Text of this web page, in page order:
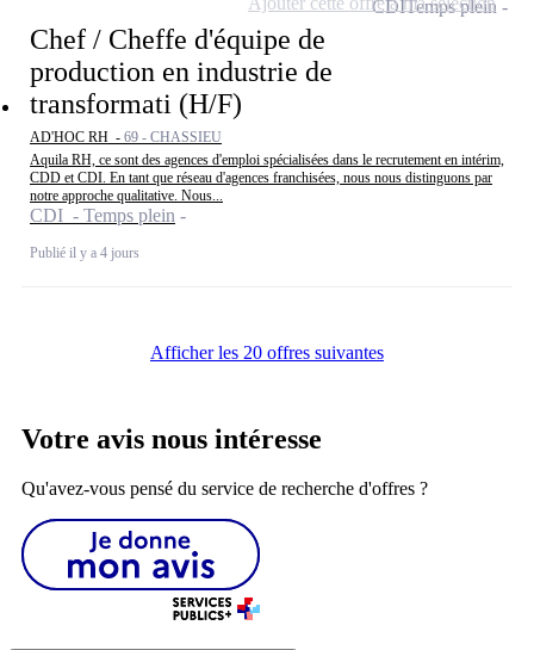
Chef / Cheffe d'équipe de
production en industrie de
transformati (H/F)
AD'HOC RH - 69 - CHASSIEU
Aquila RH, ce sont des agences d'emploi spécialisées dans le recrutement en intérim,
CDD et CDI. En tant que réseau d'agences franchisées, nous nous distinguons par
notre approche qualitative. Nous...
CDI - Temps plein
Publié il y a 4 jours
CDITemps plein
Afficher les 20 offres suivantes
Votre avis nous intéresse
Qu'avez-vous pensé du service de recherche d'offres ?